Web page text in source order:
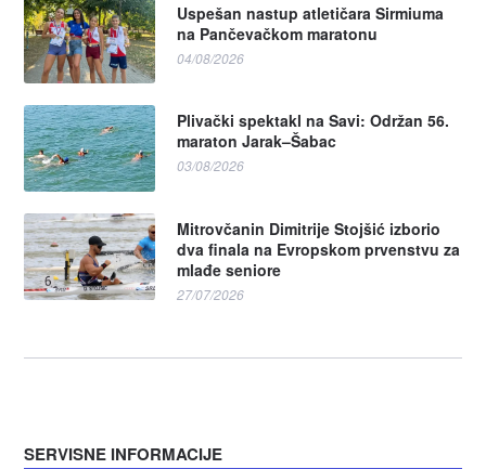
Uspešan nastup atletičara Sirmiuma
na Pančevačkom maratonu
04/08/2026
Plivački spektakl na Savi: Održan 56.
maraton Jarak–Šabac
03/08/2026
Mitrovčanin Dimitrije Stojšić izborio
dva finala na Evropskom prvenstvu za
mlađe seniore
27/07/2026
SERVISNE INFORMACIJE